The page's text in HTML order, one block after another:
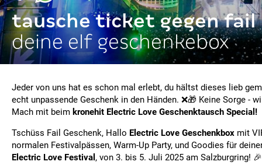
tausche ticket gegen fail
deine elf geschenkebox
Jeder von uns hat es schon mal erlebt, du hältst dieses lieb
echt unpassende Geschenk in den Händen. ❌🎁 Keine Sorge -
Mach mit beim kronehit Electric Love Geschenktausch Special!
Tschüss Fail Geschenk, Hallo Electric Love Geschenkbox mit
normalen Festivalpässen, Warm-Up Party, und Goodies für
Electric Love Festival , von 3. bis 5. Juli 2025 am Salzburgring! 🎉